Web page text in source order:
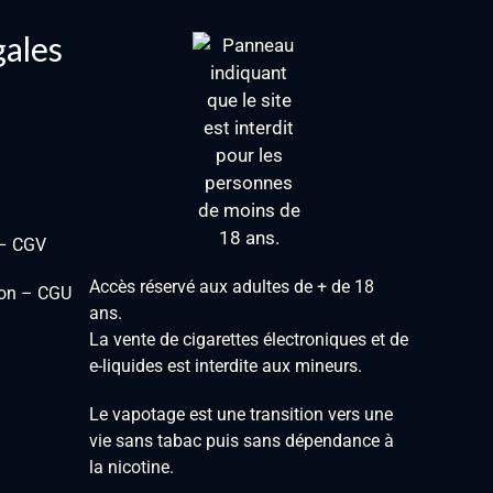
CGV
– CGU
Accès réservé aux adultes de + de 18
ans.
La vente de cigarettes électroniques et de
e-liquides est interdite aux mineurs.
Le vapotage est une transition vers une
vie sans tabac puis sans dépendance à
la nicotine.